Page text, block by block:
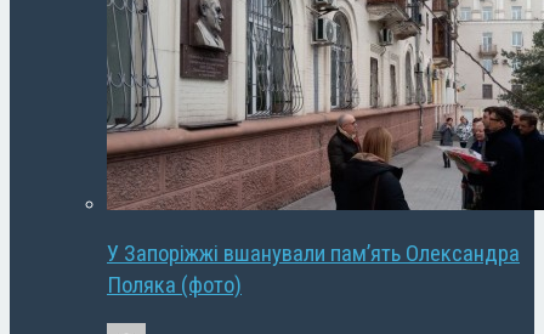
У Запоріжжі вшанували пам’ять Олександра
Поляка (фото)